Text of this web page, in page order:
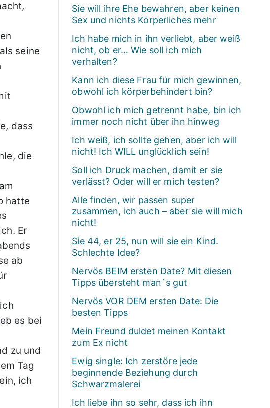
seine
dass
die
hatte
Er
ab
es bei
zu und
Tag
ich
Sie will ihre Ehe bewahren, aber keinen
Sex und nichts Körperliches mehr
Ich habe mich in ihn verliebt, aber weiß
nicht, ob er… Wie soll ich mich
verhalten?
Kann ich diese Frau für mich gewinnen,
obwohl ich körperbehindert bin?
Obwohl ich mich getrennt habe, bin ich
immer noch nicht über ihn hinweg
Ich weiß, ich sollte gehen, aber ich will
nicht! Ich WILL unglücklich sein!
Soll ich Druck machen, damit er sie
verlässt? Oder will er mich testen?
Alle finden, wir passen super
zusammen, ich auch – aber sie will mich
nicht!
Sie 44, er 25, nun will sie ein Kind.
Schlechte Idee?
Nervös BEIM ersten Date? Mit diesen
Tipps übersteht man´s gut
Nervös VOR DEM ersten Date: Die
besten Tipps
Mein Freund duldet meinen Kontakt
zum Ex nicht
Ewig single: Ich zerstöre jede
beginnende Beziehung durch
Schwarzmalerei
Ich liebe ihn so sehr, dass ich ihn